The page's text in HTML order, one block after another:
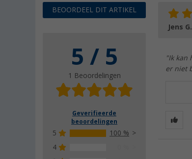
BEOORDEEL DIT ARTIKEL
5 / 5
1 Beoordelingen
Geverifieerde
beoordelingen
5
100 %
4
Jens G.
"Ik kan
er niet